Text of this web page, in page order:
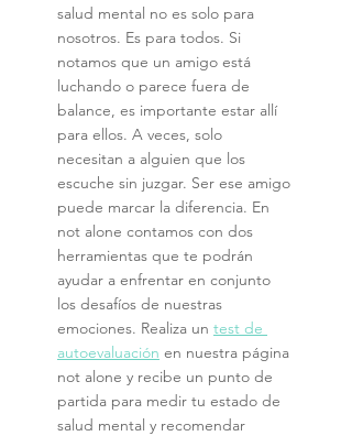
salud mental no es solo para
nosotros. Es para todos. Si
notamos que un amigo está
luchando o parece fuera de
balance, es importante estar allí
para ellos. A veces, solo
necesitan a alguien que los
escuche sin juzgar. Ser ese amigo
puede marcar la diferencia. En
not alone contamos con dos
herramientas que te podrán
ayudar a enfrentar en conjunto
los desafíos de nuestras
emociones. Realiza un test de
autoevaluación en nuestra página
not alone y recibe un punto de
partida para medir tu estado de
salud mental y recomendar